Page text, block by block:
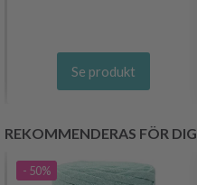
Se produkt
REKOMMENDERAS FÖR DIG
- 50%